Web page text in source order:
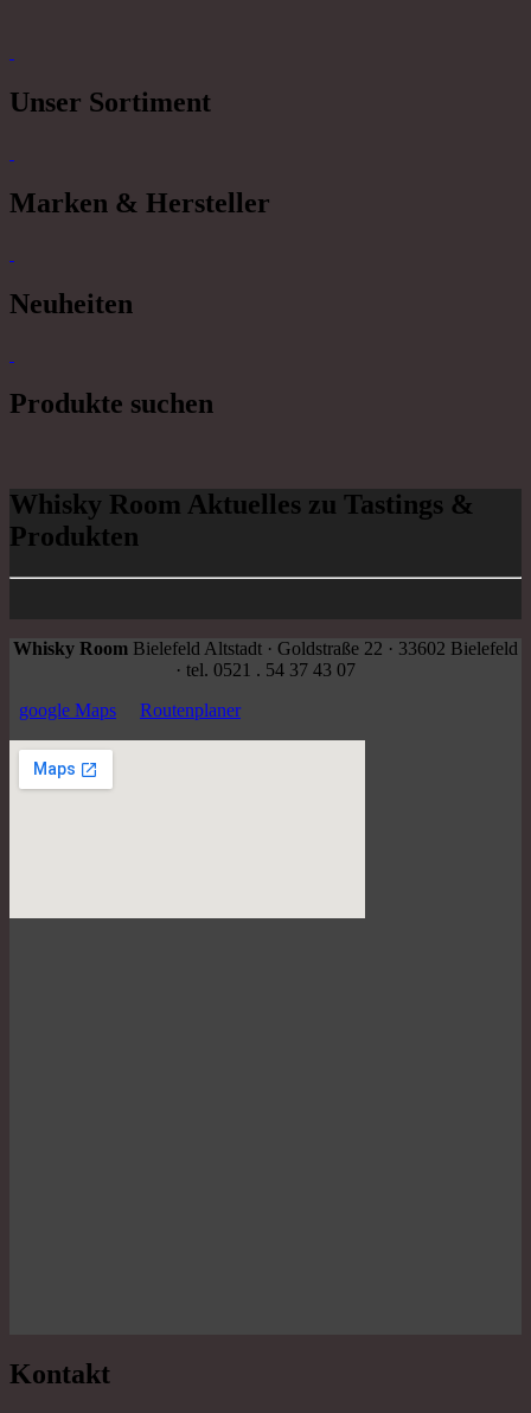
Unser Sortiment
Marken & Hersteller
Neuheiten
Produkte suchen
Whisky Room Aktuelles zu Tastings &
Produkten
Whisky Room Bielefeld Altstadt · Goldstraße 22 · 33602 Bielefeld
· tel. 0521 . 54 37 43 07
google Maps
Routenplaner
Kontakt